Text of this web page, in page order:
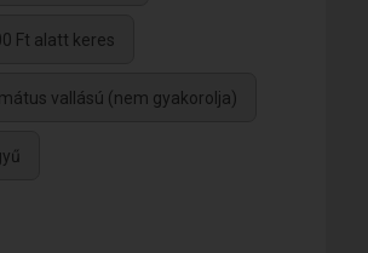
Ft alatt keres
vallású (nem gyakorolja)